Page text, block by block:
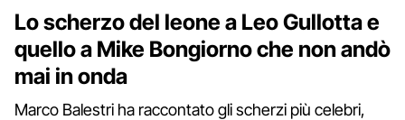
Lo scherzo del leone a Leo Gullotta e
quello a Mike Bongiorno che non andò
mai in onda
Marco Balestri ha raccontato gli scherzi più celebri,